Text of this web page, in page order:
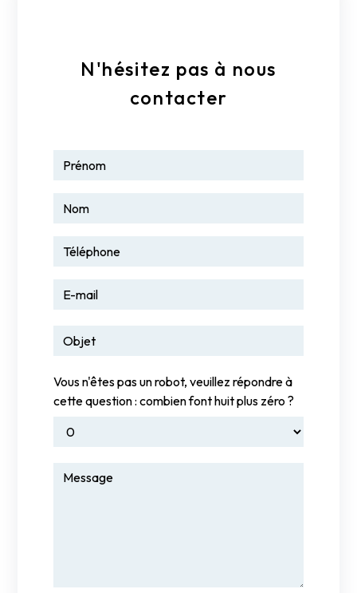
N'hésitez pas à nous
contacter
Vous n'êtes pas un robot, veuillez répondre à
cette question : combien font huit plus zéro ?